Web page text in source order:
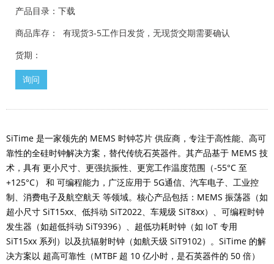
产品目录： 下载
商品库存： 有现货3-5工作日发货，无现货交期需要确认
货期：
询问
SiTime 是一家领先的 MEMS 时钟芯片 供应商，专注于高性能、高可
靠性的全硅时钟解决方案，替代传统石英器件。其产品基于 MEMS 技
术，具有 更小尺寸、更强抗振性、更宽工作温度范围（-55°C 至
+125°C） 和 可编程能力，广泛应用于 5G通信、汽车电子、工业控
制、消费电子及航空航天 等领域。核心产品包括：MEMS 振荡器（如
超小尺寸 SiT15xx、低抖动 SiT2022、车规级 SiT8xx）、可编程时钟
发生器（如超低抖动 SiT9396）、超低功耗时钟（如 IoT 专用
SiT15xx 系列）以及抗辐射时钟（如航天级 SiT9102）。SiTime 的解
决方案以 超高可靠性（MTBF 超 10 亿小时，是石英器件的 50 倍）